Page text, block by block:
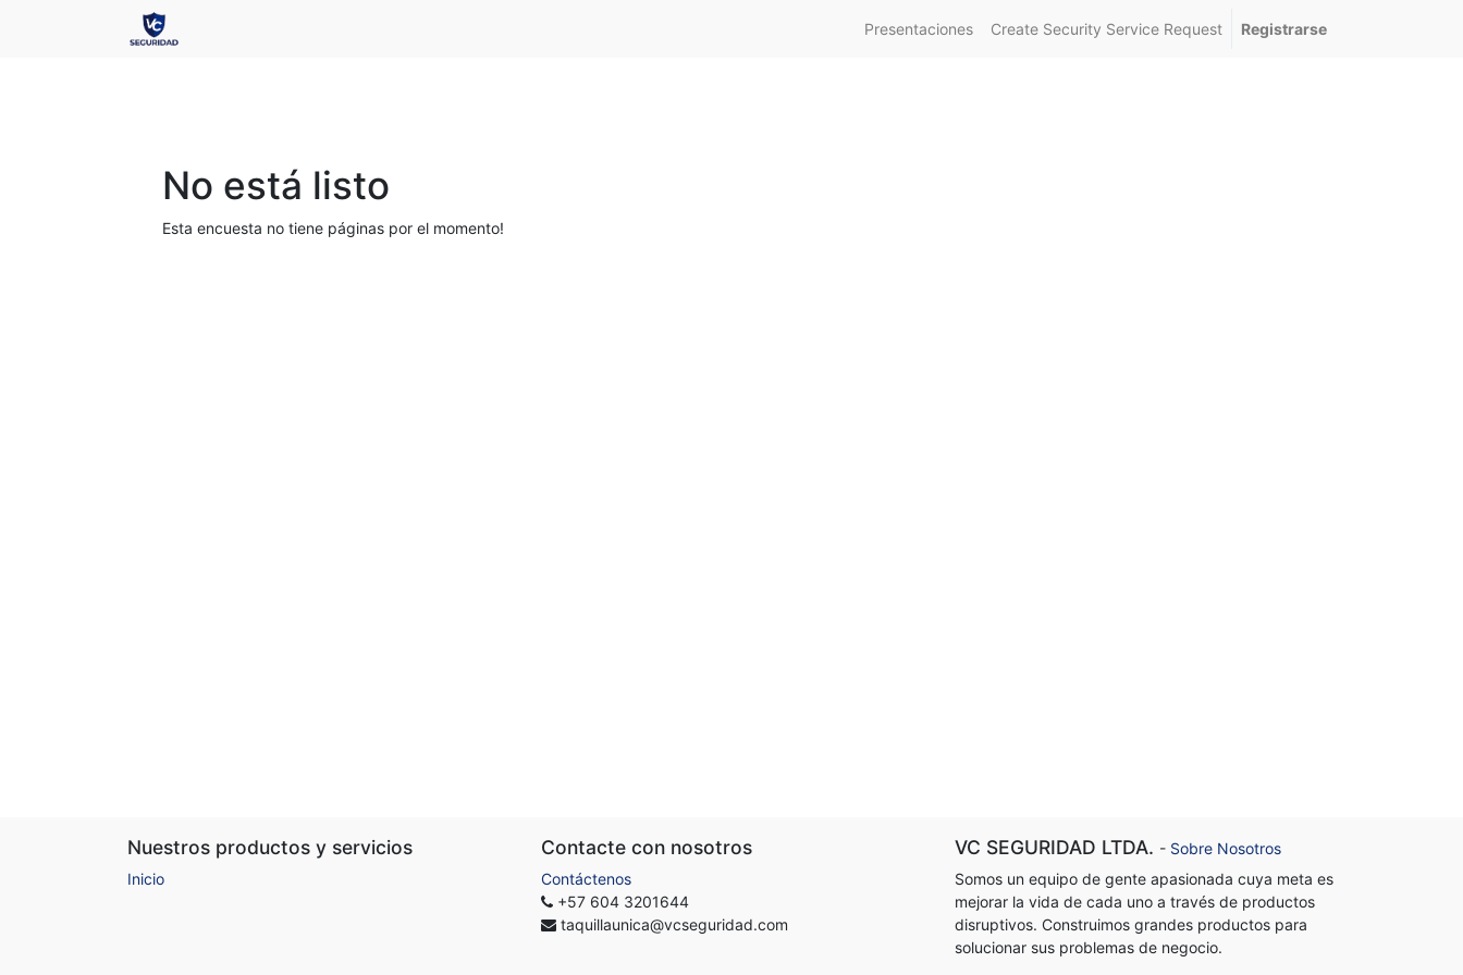
Presentaciones Create Security Service Request Registrarse
No está listo
Esta encuesta no tiene páginas por el momento!
Nuestros productos y servicios
Inicio
Contacte con nosotros
Contáctenos
+57 604 3201644
taquillaunica@vcseguridad.com
VC SEGURIDAD LTDA. - Sobre Nosotros
Somos un equipo de gente apasionada cuya meta es
mejorar la vida de cada uno a través de productos
disruptivos. Construimos grandes productos para
solucionar sus problemas de negocio.